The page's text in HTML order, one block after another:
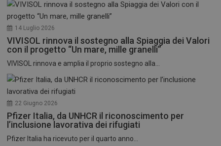
14 Luglio 2026
VIVISOL rinnova il sostegno alla Spiaggia dei Valori
con il progetto “Un mare, mille granelli”
VIVISOL rinnova e amplia il proprio sostegno alla...
22 Giugno 2026
Pfizer Italia, da UNHCR il riconoscimento per
l’inclusione lavorativa dei rifugiati
Pfizer Italia ha ricevuto per il quarto anno...
.dailyhealthindustry.it
mese